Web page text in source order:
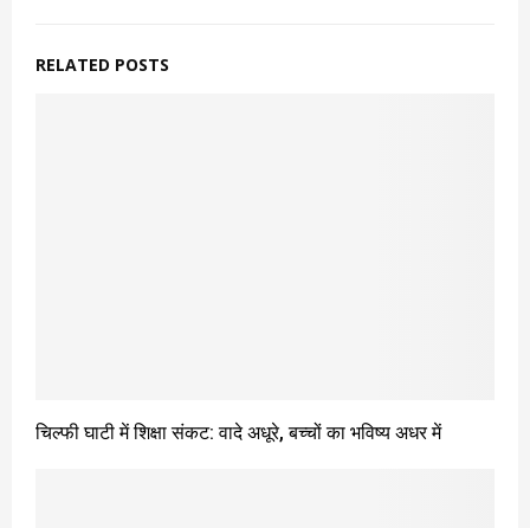
RELATED POSTS
चिल्फी घाटी में शिक्षा संकट: वादे अधूरे, बच्चों का भविष्य अधर में